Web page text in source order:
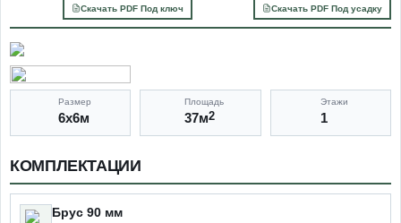
Скачать PDF Под ключ Скачать PDF Под усадку
Размер
6х6м
Площадь
37м2
Этажи
1
КОМПЛЕКТАЦИИ
Брус 90 мм